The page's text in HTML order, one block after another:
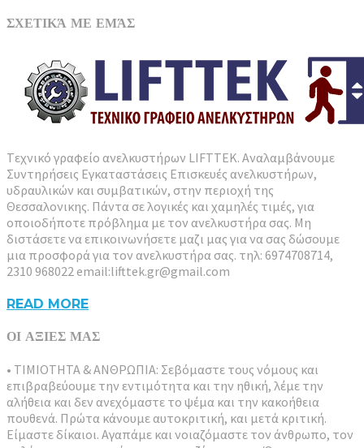
ΣΧΕΤΙΚΆ ΜΕ ΕΜΆΣ
Tεχνικό γραφείο ανελκυστήρων LIFTTEK. Αναλαμβάνουμε
Συντηρήσεις Εγκαταστάσεις Επισκευές ανελκυστήρων,
υδραυλικών και συμβατικών, στην περιοχή της
Θεσσαλονικης. Πάντα σε λογικές και χαμηλές τιμές, για
οποιοδήποτε πρόβλημα με τον ανελκυστήρα σας. Μη
διστάσετε να επικοινωνήσετε μαζι μας για να σας δώσουμε
μια προσφορά για τον ανελκυστήρα σας. τηλ: 6974708714,
2310 968022 email:lifttek.gr@gmail.com
READ MORE
ΟΙ ΑΞΙΕΣ ΜΑΣ
• ΤΙΜΙΟΤΗΤΑ & ΑΝΘΡΩΠΙΑ: Σεβόμαστε τους νόμους και
επιβραβεύουμε την εντιμότητα και την ηθική, λέμε την
αλήθεια και δεν ανεχόμαστε το ψέμα και την κακοήθεια
πουθενά. Πρώτα κάνουμε αυτοκριτική, και μετά κριτική.
Είμαστε δίκαιοι. Αγαπάμε και νοιαζόμαστε τον άνθρωπο, τον